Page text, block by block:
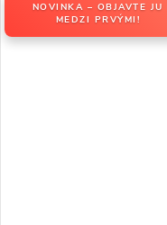
NOVINKA – OBJAVTE JU
MEDZI PRVÝMI!